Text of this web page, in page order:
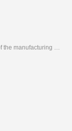
Development, design, production and sales in one of the manufacturing enterprises